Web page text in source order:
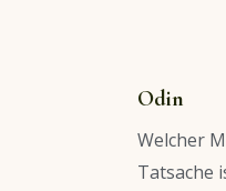
Odin
Welcher
Tatsache